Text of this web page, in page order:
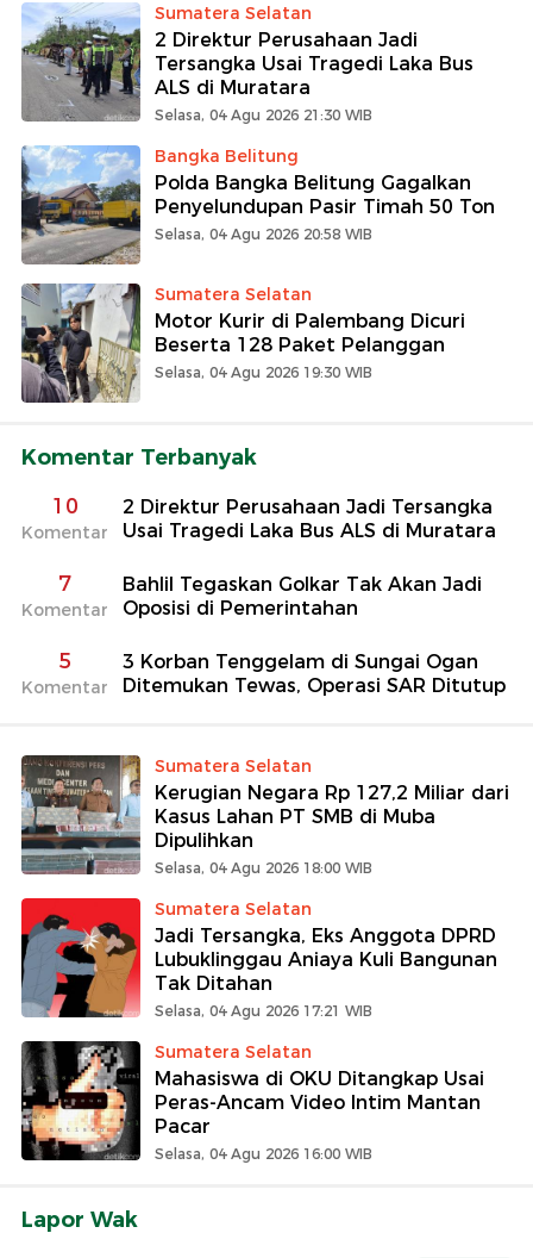
Sumatera Selatan
2 Direktur Perusahaan Jadi
Tersangka Usai Tragedi Laka Bus
ALS di Muratara
Selasa, 04 Agu 2026 21:30 WIB
Bangka Belitung
Polda Bangka Belitung Gagalkan
Penyelundupan Pasir Timah 50 Ton
Selasa, 04 Agu 2026 20:58 WIB
Sumatera Selatan
Motor Kurir di Palembang Dicuri
Beserta 128 Paket Pelanggan
Selasa, 04 Agu 2026 19:30 WIB
Komentar Terbanyak
10
Komentar
2 Direktur Perusahaan Jadi Tersangka
Usai Tragedi Laka Bus ALS di Muratara
7
Komentar
Bahlil Tegaskan Golkar Tak Akan Jadi
Oposisi di Pemerintahan
5
Komentar
3 Korban Tenggelam di Sungai Ogan
Ditemukan Tewas, Operasi SAR Ditutup
Sumatera Selatan
Kerugian Negara Rp 127,2 Miliar dari
Kasus Lahan PT SMB di Muba
Dipulihkan
Selasa, 04 Agu 2026 18:00 WIB
Sumatera Selatan
Jadi Tersangka, Eks Anggota DPRD
Lubuklinggau Aniaya Kuli Bangunan
Tak Ditahan
Selasa, 04 Agu 2026 17:21 WIB
Sumatera Selatan
Mahasiswa di OKU Ditangkap Usai
Peras-Ancam Video Intim Mantan
Pacar
Selasa, 04 Agu 2026 16:00 WIB
Lapor Wak